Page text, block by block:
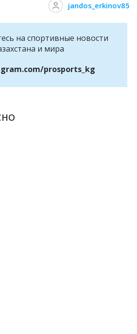
jandos_erkinov85
на cпортивные новости
и мира
prosports_kg